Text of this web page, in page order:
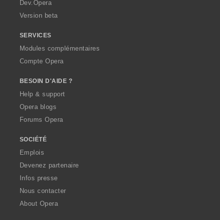
Dev.Opera
Version beta
SERVICES
Modules complémentaires
Compte Opera
BESOIN D'AIDE ?
Help & support
Opera blogs
Forums Opera
SOCIÉTÉ
Emplois
Devenez partenaire
Infos presse
Nous contacter
About Opera